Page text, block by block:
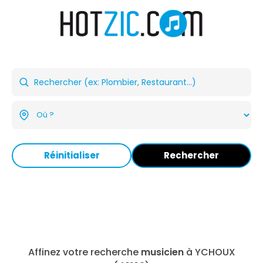
Réinitialiser Rechercher
Affinez votre recherche musicienà YCHOUX